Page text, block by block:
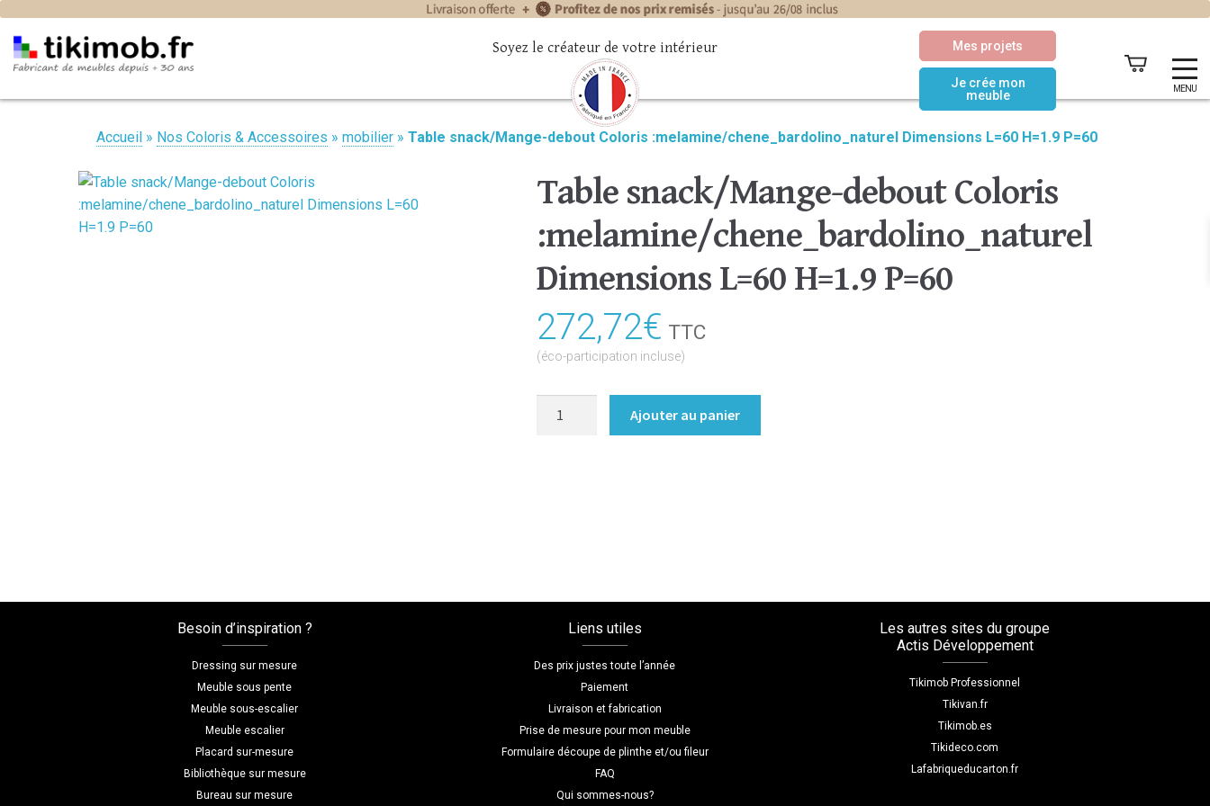
MENU
Mes projets
Je crée mon
meuble
Soyez le créateur de votre intérieur
Accueil » Nos Coloris & Accessoires » mobilier » Table snack/Mange-debout Coloris :melamine/chene_bardolino_naturel Dimensions L=60 H=1.9 P=60
Table snack/Mange-debout Coloris
:melamine/chene_bardolino_naturel
Dimensions L=60 H=1.9 P=60
272,72€ TTC
(éco-participation incluse)
H=1.9
P=60
Ajouter au panier
Besoin d’inspiration ?
Dressing sur mesure
Meuble sous pente
Meuble sous-escalier
Meuble escalier
Placard sur-mesure
Bibliothèque sur mesure
Bureau sur mesure
Liens utiles
Des prix justes toute l’année
Paiement
Livraison et fabrication
Prise de mesure pour mon meuble
Formulaire découpe de plinthe et/ou fileur
FAQ
Qui sommes-nous?
Les autres sites du groupe
Actis Développement
Tikimob Professionnel
Tikivan.fr
Tikimob.es
Tikideco.com
Lafabriqueducarton.fr